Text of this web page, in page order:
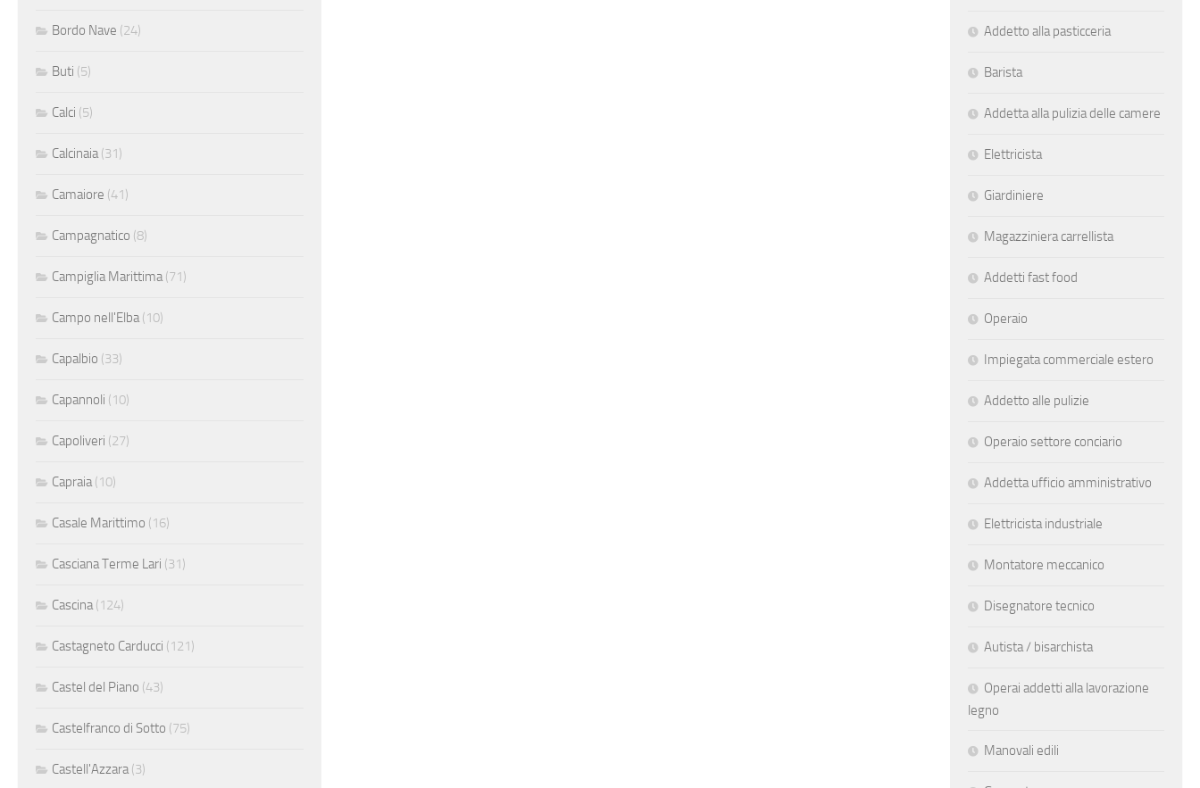
Bordo Nave (24)
Buti (5)
Calci (5)
Calcinaia(31)
Camaiore (41)
Campagnatico (8)
Campiglia Marittima(71)
Campo nell'Elba(10)
Capalbio (33)
Capannoli (10)
Capoliveri (27)
Capraia(10)
Casale Marittimo (16)
Casciana Terme Lari (31)
Cascina(124)
Castagneto Carducci (121)
Castel del Piano (43)
Castelfranco di Sotto (75)
Castell'Azzara(3)
Addetto alla pasticceria
Barista
Addetta alla pulizia delle camere
Elettricista
Giardiniere
Magazziniera carrellista
Addetti fast food
Operaio
Impiegata commerciale estero
Addetto alle pulizie
Operaio settore conciario
Addetta ufficio amministrativo
Elettricista industriale
Montatore meccanico
Disegnatore tecnico
Autista / bisarchista
Operai addetti alla lavorazione
legno
Manovali edili